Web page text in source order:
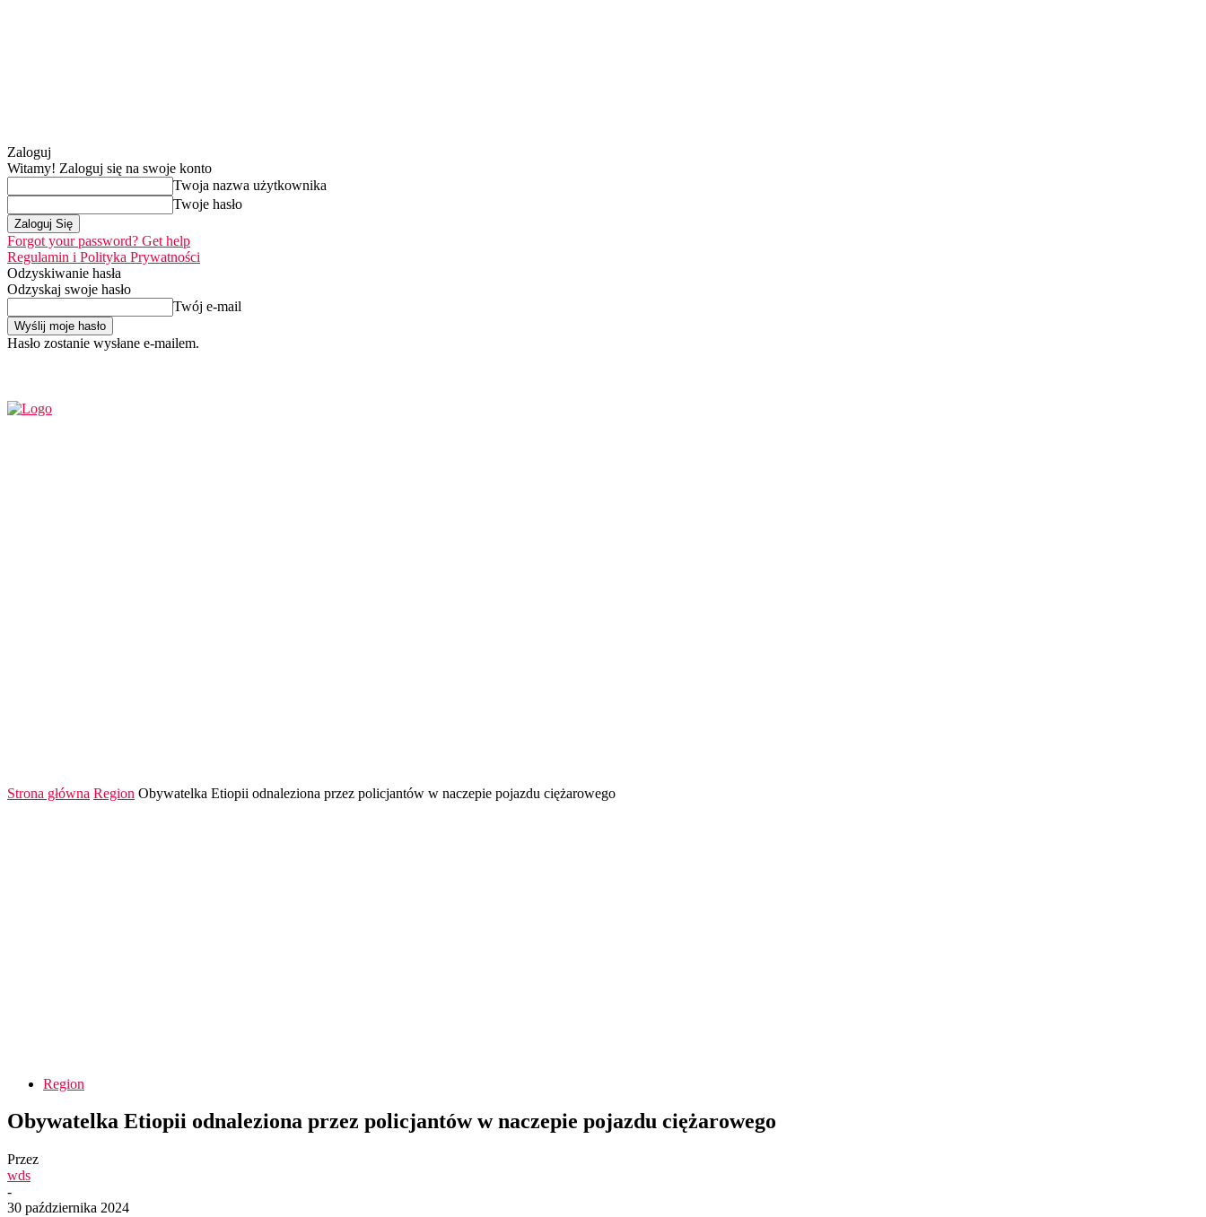
Zaloguj
Witamy! Zaloguj się na swoje konto
Twoja nazwa użytkownika
Twoje hasło
Forgot your password? Get help
Regulamin i Polityka Prywatności
Odzyskiwanie hasła
Odzyskaj swoje hasło
Twój e-mail
Hasło zostanie wysłane e-mailem.
Strona główna Region Obywatelka Etiopii odnaleziona przez policjantów w naczepie pojazdu ciężarowego
Region
Obywatelka Etiopii odnaleziona przez policjantów w naczepie pojazdu ciężarowego
Przez
wds
-
30 października 2024